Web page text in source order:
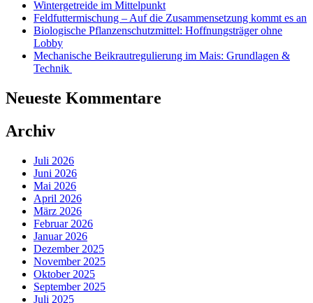
Wintergetreide im Mittelpunkt
Feldfuttermischung – Auf die Zusammensetzung kommt es an
Biologische Pflanzen­schutzmittel: Hoffnungs­träger ohne
Lobby
Mechanische Beikrautregulierung im Mais: Grundlagen &
Technik
Neueste Kommentare
Archiv
Juli 2026
Juni 2026
Mai 2026
April 2026
März 2026
Februar 2026
Januar 2026
Dezember 2025
November 2025
Oktober 2025
September 2025
Juli 2025